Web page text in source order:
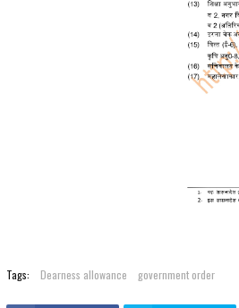
Tags: Dearness allowance government order